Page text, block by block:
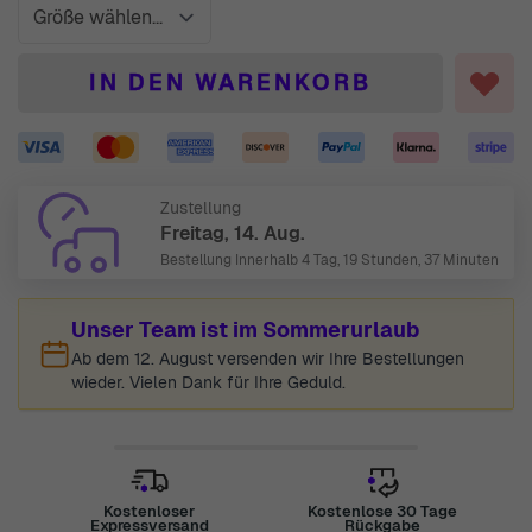
IN DEN WARENKORB
Zustellung
Freitag, 14. Aug.
Bestellung Innerhalb4 Tag, 19 Stunden, 37 Minuten
Unser Team ist im Sommerurlaub
Ab dem 12. August versenden wir Ihre Bestellungen
wieder. Vielen Dank für Ihre Geduld.
Kostenloser
Expressversand
Kostenlose 30 Tage
Rückgabe